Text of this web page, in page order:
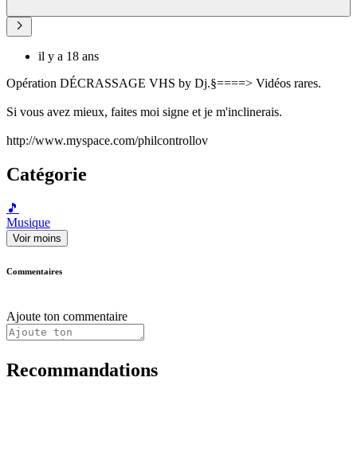
il y a 18 ans
Opération DÉCRASSAGE VHS by Dj.§====> Vidéos rares.
Si vous avez mieux, faites moi signe et je m'inclinerais.
http://www.myspace.com/philcontrollov
Catégorie
🎵
Musique
Voir moins
Commentaires
Ajoute ton commentaire
Recommandations